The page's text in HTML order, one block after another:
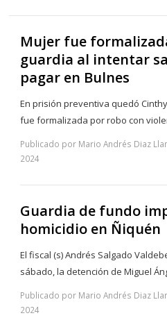
Mujer fue
guardia al intentar
pagar en Bulnes
En prisión preventiva quedó
fue formalizada por robo con
Publicado por Mario Andrés Diaz
2024
Guardia de fundo
homicidio en Ñiquén
El fiscal (s) Andrés Salgado
sábado, la detención de Miguel
Publicado por Mario Andrés Diaz
2024